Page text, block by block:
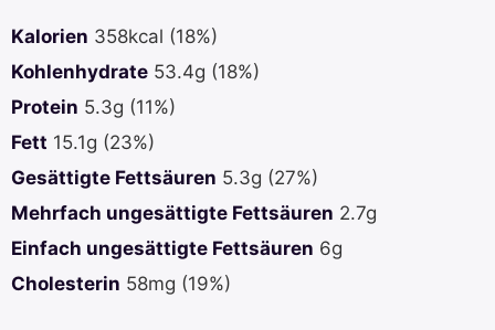
Kalorien 358kcal (18%)
Kohlenhydrate 53.4g (18%)
Protein 5.3g (11%)
Fett 15.1g (23%)
Gesättigte Fettsäuren 5.3g (27%)
Mehrfach ungesättigte Fettsäuren 2.7g
Einfach ungesättigte Fettsäuren 6g
Cholesterin 58mg (19%)